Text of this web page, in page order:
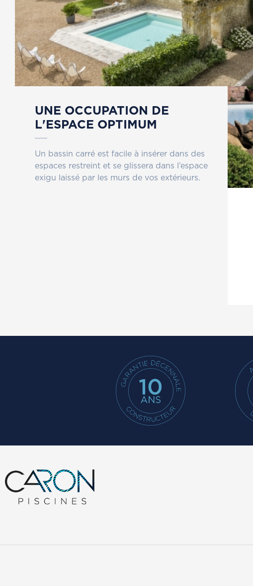
UNE OCCUPATION DE
L'ESPACE OPTIMUM
Un bassin carré est facile à insérer dans des
espaces restreint et se glissera dans l’espace
exigu laissé par les murs de vos extérieurs.